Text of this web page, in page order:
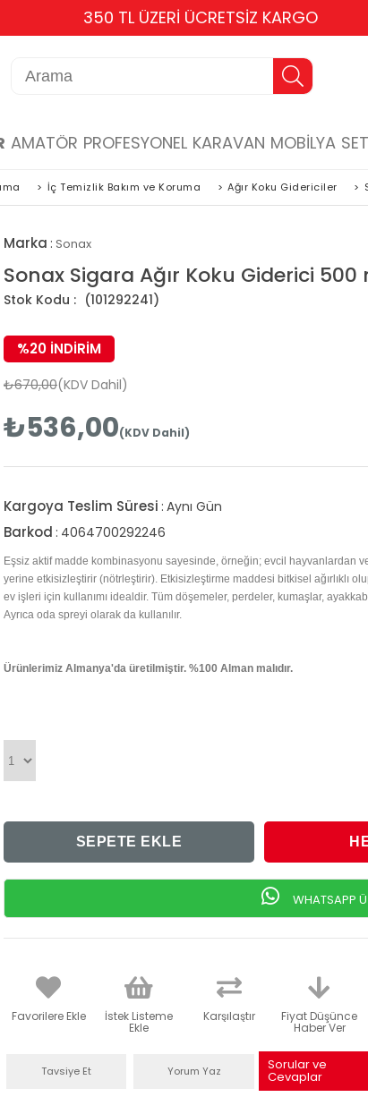
TÜM KARTLARA 6 TAKSİT
AMATÖR PROFESYONEL KARAVAN MOBİLYA
> İç Temizlik Bakım ve Koruma > Ağır Koku Gidericiler >
Marka : Sonax
Sonax Sigara Ağır Koku Giderici 500
(101292241)
%20 İNDIRIM
₺670,00(KDV Dahil)
₺536,00(KDV Dahil)
Kargoya Teslim Süresi : Aynı Gün
Barkod : 4064700292246
Eşsiz aktif madde kombinasyonu sayesinde, örneğin; evcil hayvanlardan
yerine etkisizleştirir (nötrleştirir). Etkisizleştirme maddesi bitkisel ağırlıklı
ev işleri için kullanımı idealdir. Tüm döşemeler, perdeler, kumaşlar,
Ayrıca oda spreyi olarak da kullanılır.
Ürünlerimiz Almanya'da üretilmiştir. %100 Alman malıdır.
WHATSAPP
Favorilere Ekle İstek Listeme
Ekle
Karşılaştır Fiyat Düşünce
Haber Ver
Tavsiye Et Yorum Yaz Sorular ve
Cevaplar